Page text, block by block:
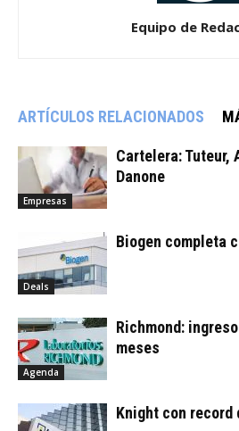
Equipo de
ARTÍCULOS RELACIONADOS
Empresas
Cartelera: Tuteur,
Danone
Deals
Biogen completa
Agenda
Richmond:
meses
Knight con record